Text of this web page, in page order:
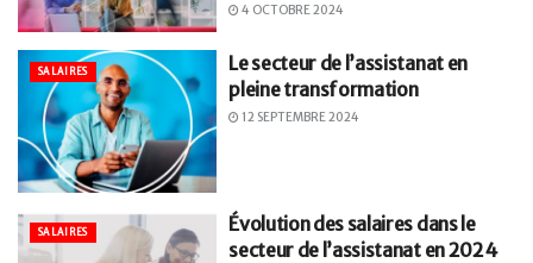
4 OCTOBRE 2024
SALAIRES
Le secteur de l’assistanat en
pleine transformation
12 SEPTEMBRE 2024
SALAIRES
Évolution des salaires dans le
secteur de l’assistanat en 2024